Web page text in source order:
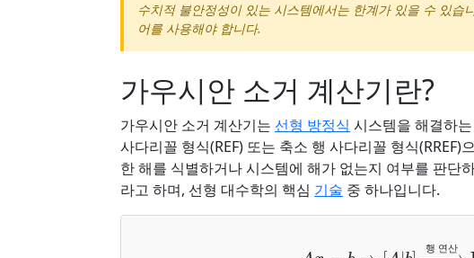
수치적 불안정성이 있는 시스템에서는 한계가 있을 수 있
어를 사용해야 합니다.
가우시안 소거 계산기란?
가우시안 소거 계산기는 선형 방정식 시스템을 해결하
사다리꼴 형식(REF) 또는 축소 행 사다리꼴 형식
한 해를 식별하거나 시스템에 해가 없는지 여부를 판단
라고 하며, 선형 대수학의 핵심 기술 중 하나입니다.
행 연 산
행 연산